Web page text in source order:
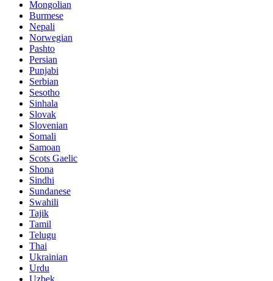
Mongolian
Burmese
Nepali
Norwegian
Pashto
Persian
Punjabi
Serbian
Sesotho
Sinhala
Slovak
Slovenian
Somali
Samoan
Scots Gaelic
Shona
Sindhi
Sundanese
Swahili
Tajik
Tamil
Telugu
Thai
Ukrainian
Urdu
Uzbek